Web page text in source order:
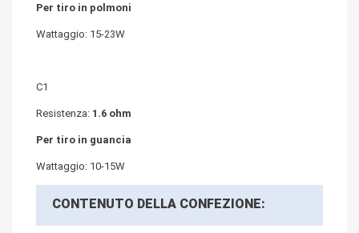
Per tiro in polmoni
Wattaggio: 15-23W
C1
Resistenza: 1.6 ohm
Per tiro in guancia
Wattaggio: 10-15W
CONTENUTO DELLA CONFEZIONE: